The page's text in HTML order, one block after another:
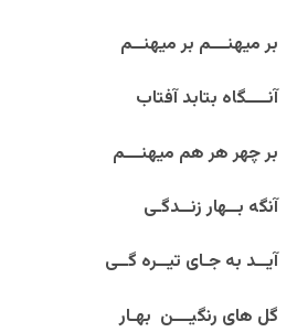
بر میهنـــم بر میهنــم
آنــــگاه بتابد آفتاب
بر چهر هر هم میهنـــم
آنگه بــهار زنــدگـی
آیــد به جـای تیــره گــی
گل های رنگیـــن بهـار